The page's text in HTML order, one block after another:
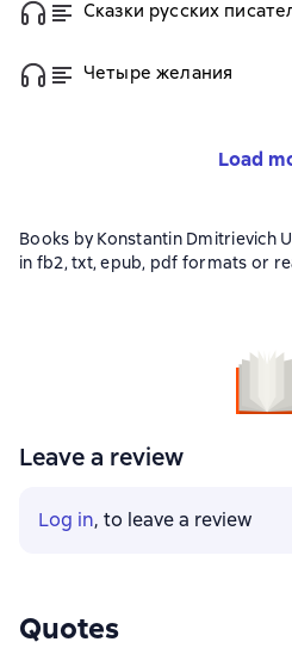
Сказки русских
Четыре желания
Load
Books by Konstantin Dmitrievich
in fb2, txt, epub, pdf formats or
Leave a review
Log in, to leave a review
Quotes